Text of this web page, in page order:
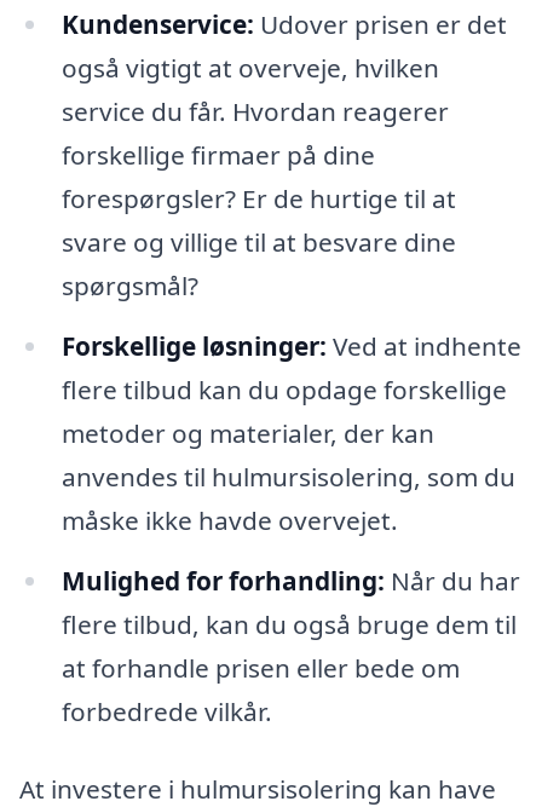
Kundenservice: Udover prisen er det
også vigtigt at overveje, hvilken
service du får. Hvordan reagerer
forskellige firmaer på dine
forespørgsler? Er de hurtige til at
svare og villige til at besvare dine
spørgsmål?
Forskellige løsninger: Ved at indhente
flere tilbud kan du opdage forskellige
metoder og materialer, der kan
anvendes til hulmursisolering, som du
måske ikke havde overvejet.
Mulighed for forhandling: Når du har
flere tilbud, kan du også bruge dem til
at forhandle prisen eller bede om
forbedrede vilkår.
At investere i hulmursisolering kan have